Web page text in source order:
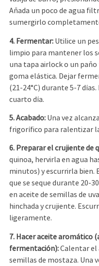
Añada un poco de agua
sumergirlo
4. Fermentar: Utilice un
limpio para mantener los
una tapa airlock o un
goma elástica. Dejar
(21-24°C) durante 5-7
cuarto día.
5. Acabado: Una vez
frigorífico para ralentizar
6. Preparar el crujiente de
quinoa, hervirla en agua
minutos) y escurrirla bien.
que se seque durante 20-
en aceite de semillas de
hinchada y crujiente.
ligeramente.
7. Hacer aceite aromático
fermentación):Calentar el
semillas de mostaza. Una